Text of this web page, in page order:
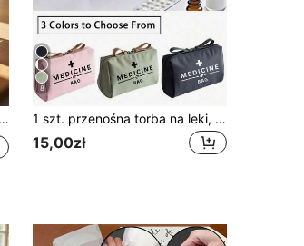
8
1 szt. przenośna torba na leki, damska torba na leki w stylu retro, kempingowa torba ratunkowa, niezbędna do podróży i na zewnątrz, lekka apteczka pierwszej pomocy
15,00zł